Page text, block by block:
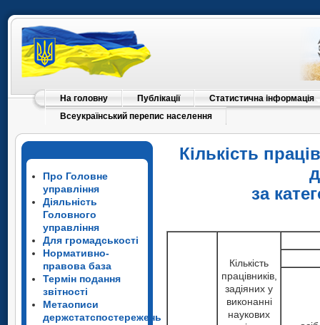
На головну Публікації
Статистична інформація
Всеукраїнський перепис населення
Про Головне
управління
Діяльність
Головного
управління
Для громадськості
Нормативно-
правова база
Термін подання
звітності
Метаописи
держстатспостережень
Кількість
за
Кількість
працівників,
задіяних у
виконанні
наукових